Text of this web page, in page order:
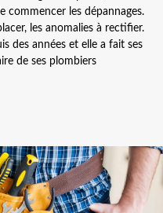
commencer les dépannages.
les anomalies à rectifier.
des années et elle a fait ses
de ses plombiers